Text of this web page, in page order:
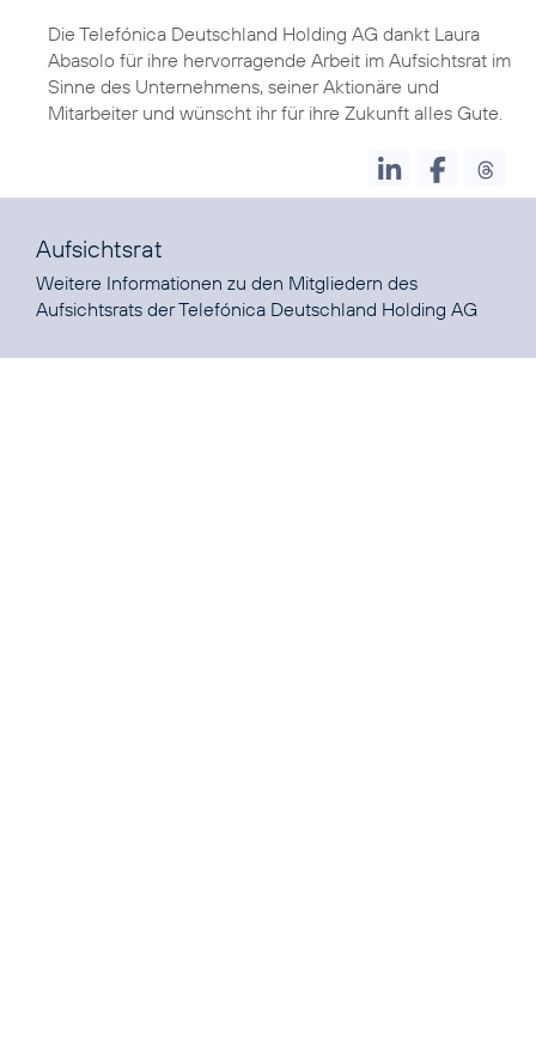
Die Telefónica Deutschland Holding AG dankt Laura
Abasolo für ihre hervorragende Arbeit im Aufsichtsrat im
Sinne des Unternehmens, seiner Aktionäre und
Mitarbeiter und wünscht ihr für ihre Zukunft alles Gute.
Aufsichtsrat
Weitere Informationen zu den Mitgliedern des
Aufsichtsrats der Telefónica Deutschland Holding AG